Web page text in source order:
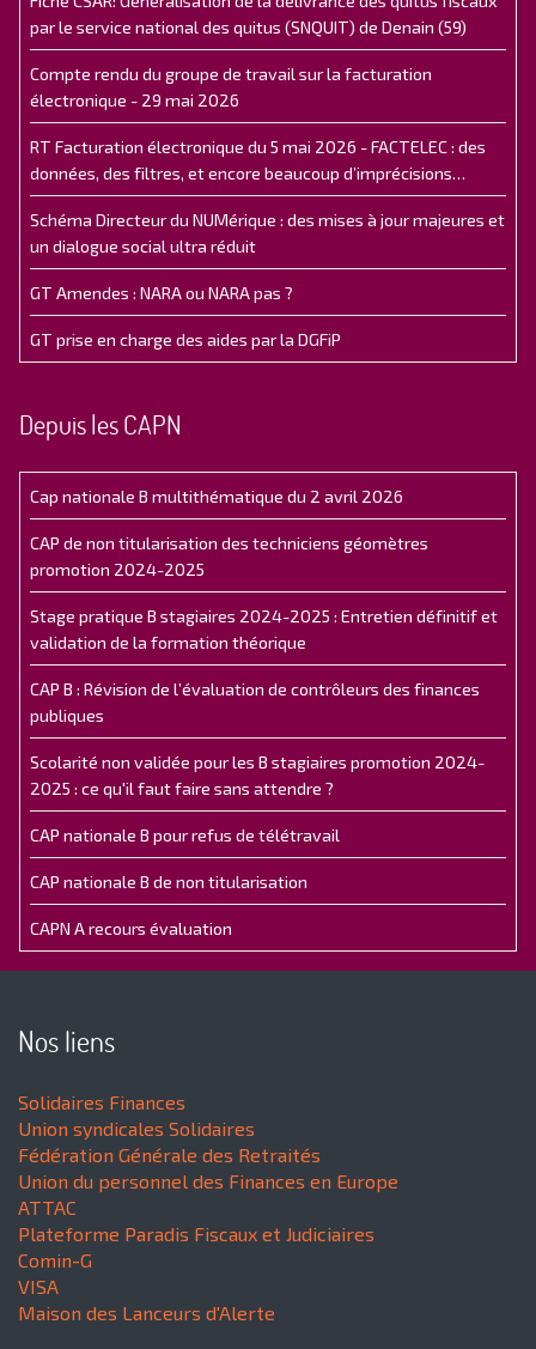
par le service national des quitus (SNQUIT) de Denain (59)
Compte rendu du groupe de travail sur la facturation
électronique - 29 mai 2026
RT Facturation électronique du 5 mai 2026 - FACTELEC : des
données, des filtres, et encore beaucoup d’imprécisions…
Schéma Directeur du NUMérique : des mises à jour majeures et
un dialogue social ultra réduit
GT Amendes : NARA ou NARA pas ?
GT prise en charge des aides par la DGFiP
Depuis les CAPN
Cap nationale B multithématique du 2 avril 2026
CAP de non titularisation des techniciens géomètres
promotion 2024-2025
Stage pratique B stagiaires 2024-2025 : Entretien définitif et
validation de la formation théorique
CAP B : Révision de l’évaluation de contrôleurs des finances
publiques
Scolarité non validée pour les B stagiaires promotion 2024-
2025 : ce qu'il faut faire sans attendre ?
CAP nationale B pour refus de télétravail
CAP nationale B de non titularisation
CAPN A recours évaluation
Nos liens
Solidaires Finances
Union syndicales Solidaires
Fédération Générale des Retraités
Union du personnel des Finances en Europe
ATTAC
Plateforme Paradis Fiscaux et Judiciaires
Comin-G
VISA
Maison des Lanceurs d'Alerte